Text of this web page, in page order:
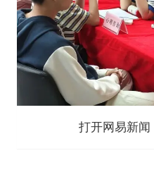
打开网易新